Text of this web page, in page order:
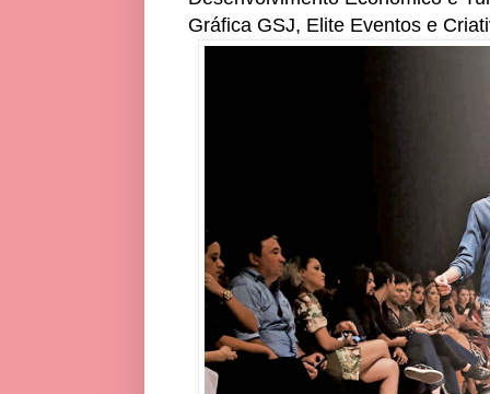
Gráfica GSJ, Elite Eventos e